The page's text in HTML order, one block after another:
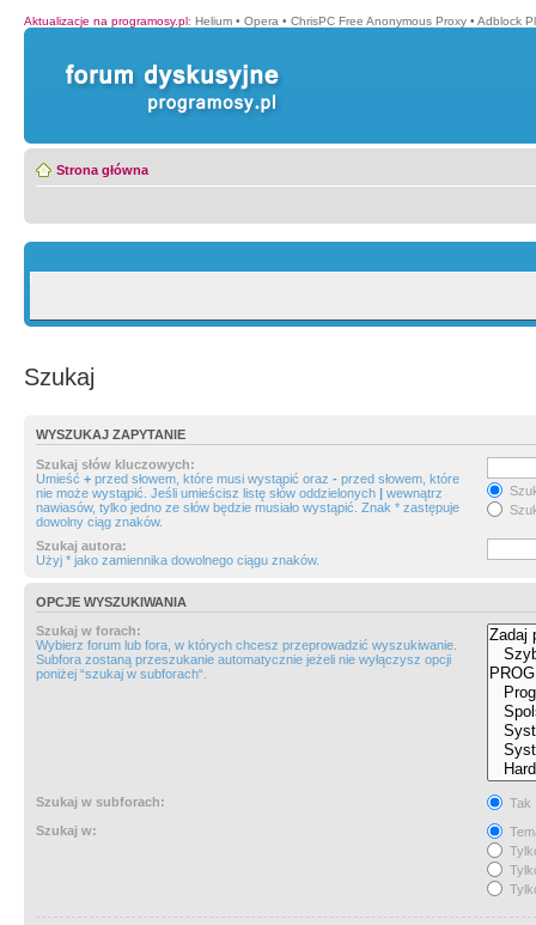
Aktualizacje na programosy.pl: Helium • Opera • ChrisPC Free Anonymous Proxy • Adblock
Strona główna
Szukaj
WYSZUKAJ ZAPYTANIE
Szukaj słów kluczowych:
Umieść + przed słowem, które musi wystąpić oraz - przed słowem, które
nie może wystąpić. Jeśli umieścisz listę słów oddzielonych | wewnątrz
nawiasów, tylko jedno ze słów będzie musiało wystąpić. Znak * zastępuje
dowolny ciąg znaków.
Szukaj autora:
Użyj * jako zamiennika dowolnego ciągu znaków.
OPCJE WYSZUKIWANIA
Szukaj w forach:
Wybierz forum lub fora, w których chcesz przeprowadzić wyszukiwanie.
Subfora zostaną przeszukanie automatycznie jeżeli nie wyłączysz opcji
poniżej “szukaj w subforach“.
Szukaj w subforach:
Tak
Szukaj w: